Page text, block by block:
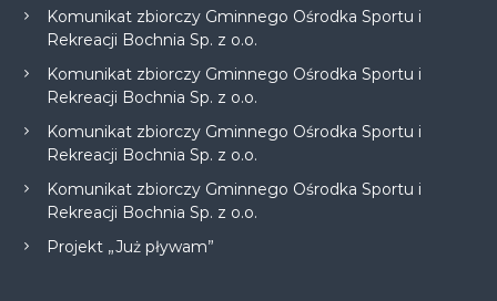
Komunikat zbiorczy Gminnego Ośrodka Sportu i
Rekreacji Bochnia Sp. z o.o.
Komunikat zbiorczy Gminnego Ośrodka Sportu i
Rekreacji Bochnia Sp. z o.o.
Komunikat zbiorczy Gminnego Ośrodka Sportu i
Rekreacji Bochnia Sp. z o.o.
Komunikat zbiorczy Gminnego Ośrodka Sportu i
Rekreacji Bochnia Sp. z o.o.
Projekt „Już pływam”